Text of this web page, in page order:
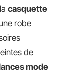
casquette
robe
de
mode